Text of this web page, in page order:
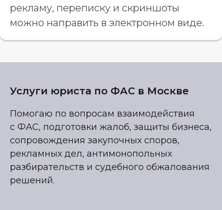
рекламу, переписку и скриншоты
можно направить в электронном виде.
Услуги юриста по ФАС в Москве
Помогаю по вопросам взаимодействия
с ФАС, подготовки жалоб, защиты бизнеса,
сопровождения закупочных споров,
рекламных дел, антимонопольных
разбирательств и судебного обжалования
решений.